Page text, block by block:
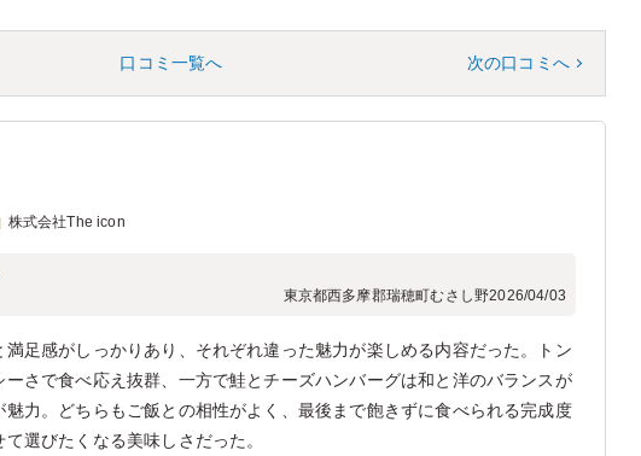
口コミ一覧へ 次の口コミへ
株式会社The icon
東京都西多摩郡瑞穂町むさし野2026/04/03
足感がしっかりあり、それぞれ違った魅力が楽しめる内容だった。トン
さで食べ応え抜群、一方で鮭とチーズハンバーグは和と洋のバランスが
力。どちらもご飯との相性がよく、最後まで飽きずに食べられる完成度
選びたくなる美味しさだった。